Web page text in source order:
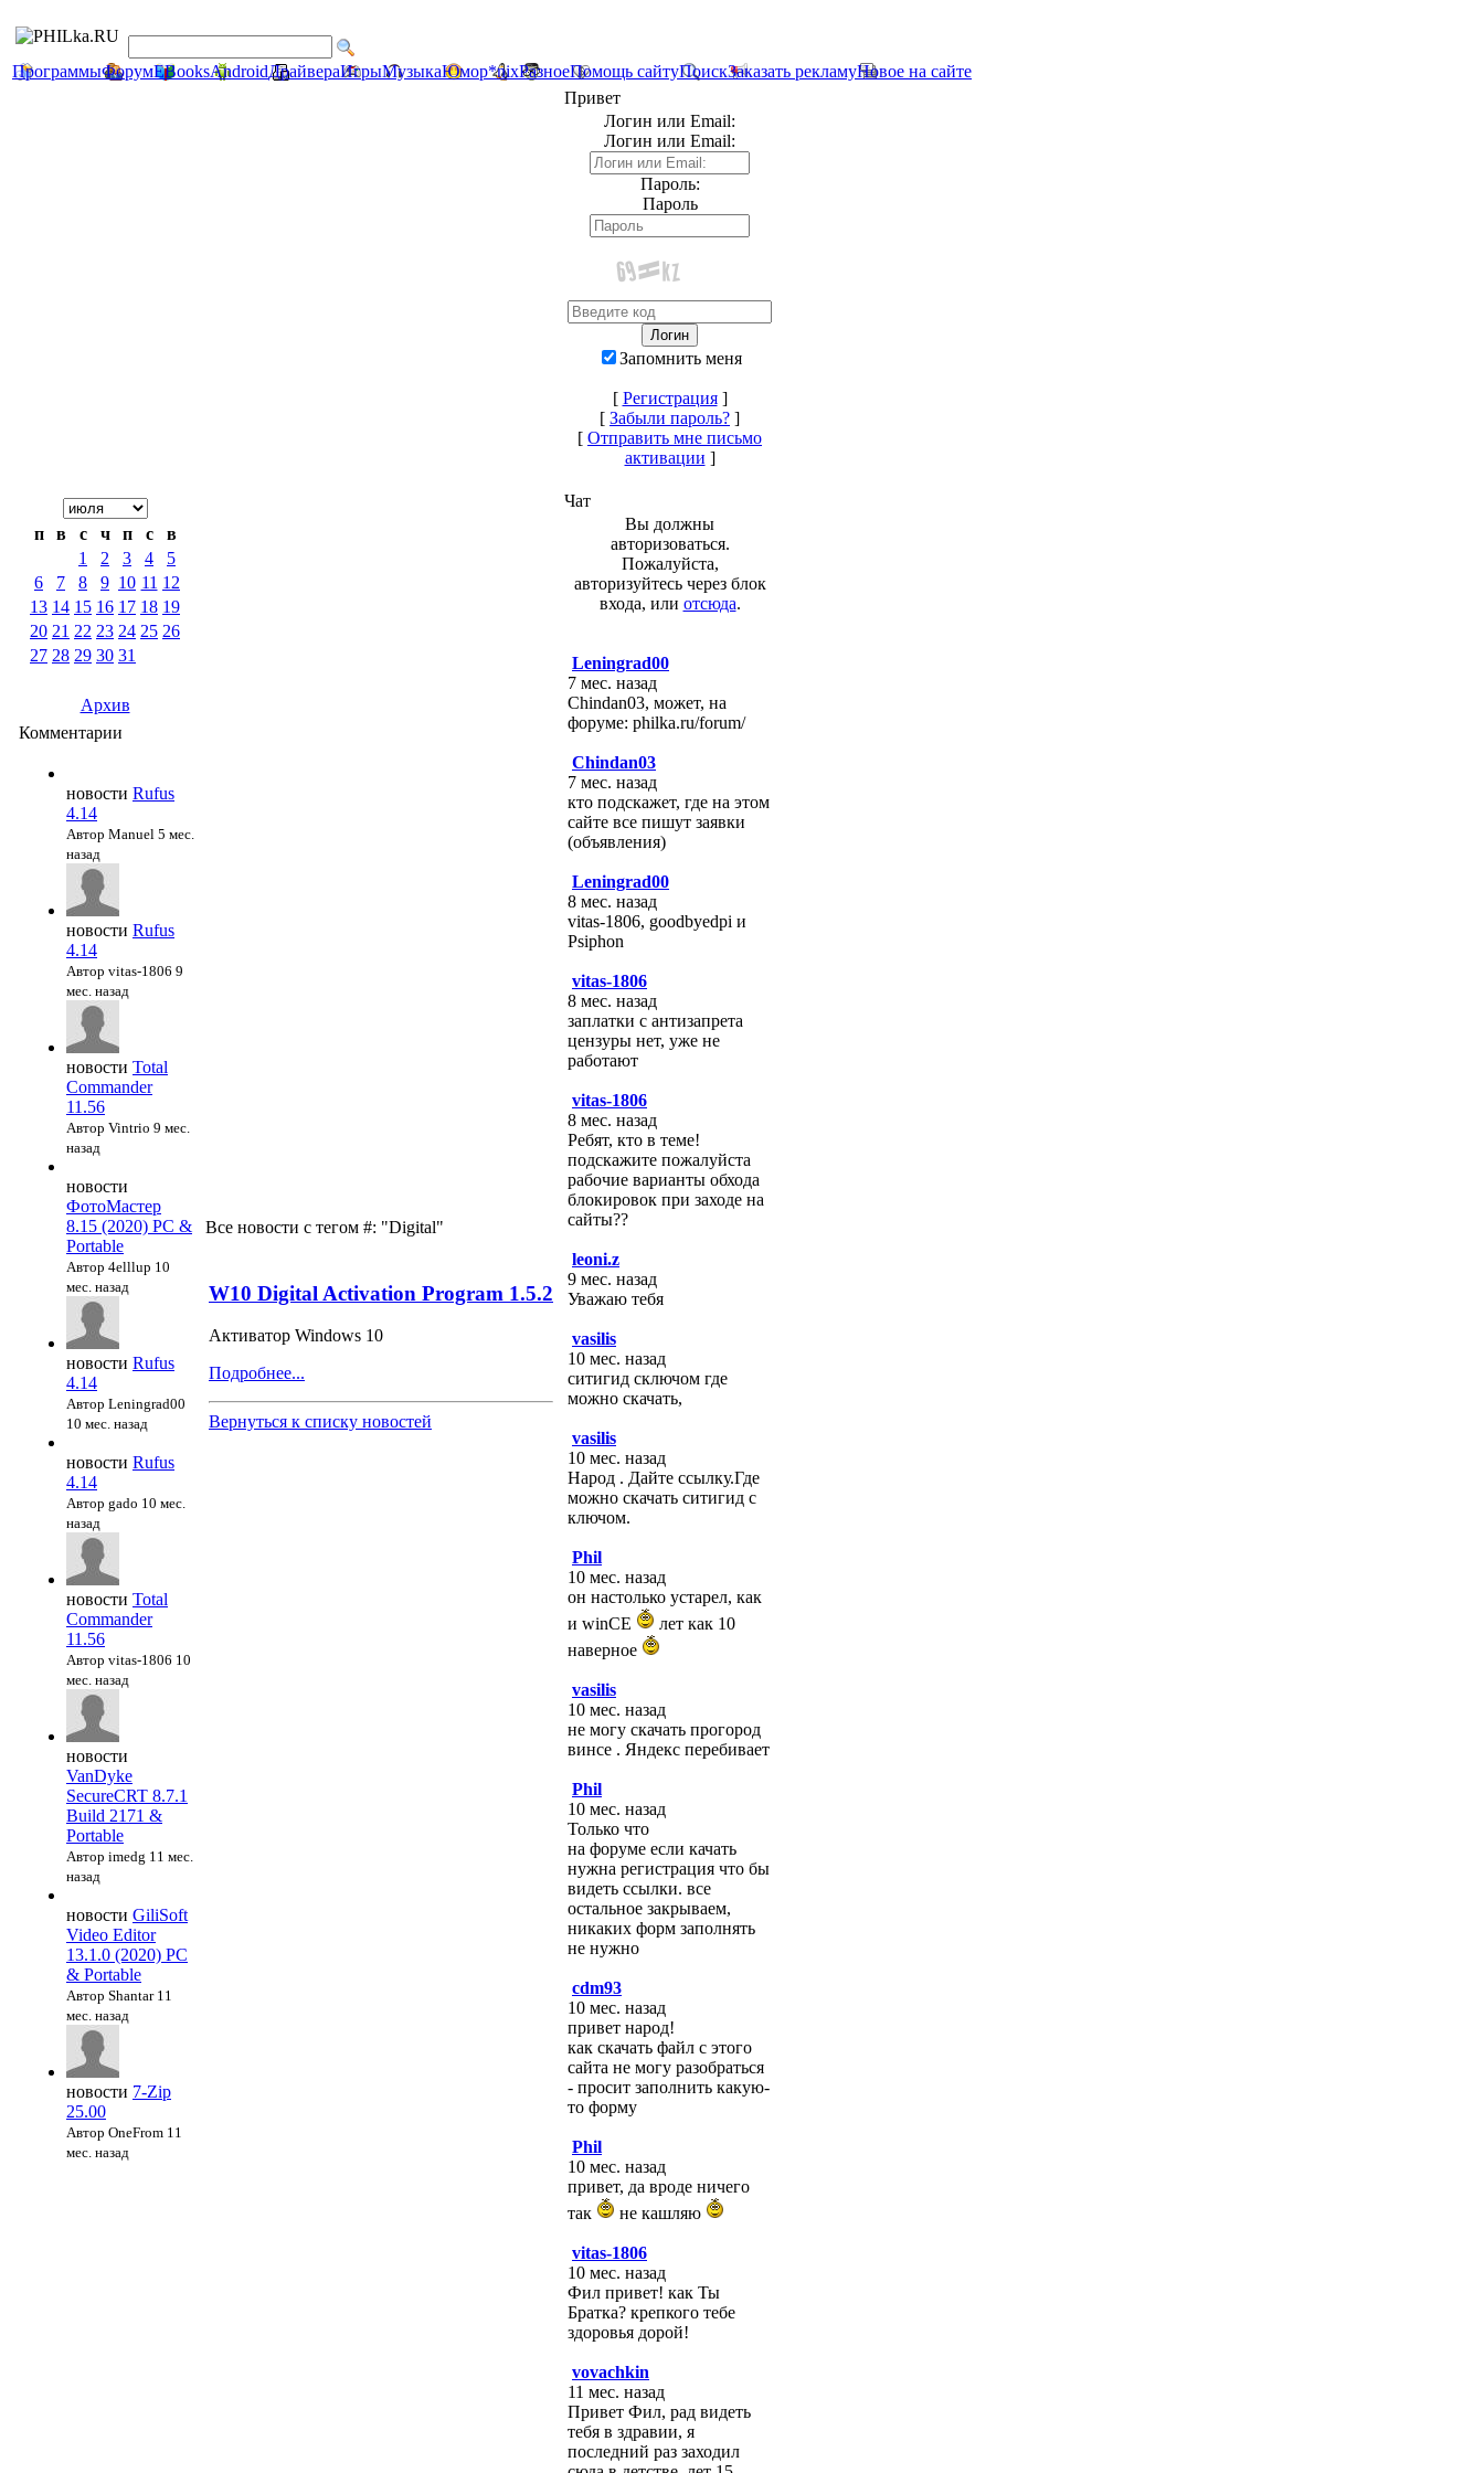
ПрограммыФорумEBooksAndroidДрайвераИгрыМузыкаЮмор*nixРазноеПомощь сайтуПоискЗаказать рекламуНовое на сайте
п в с ч п с
в
1
2 3 4
5
6
7 8 9 10 11 12
13 14 15 16 17 18 19
20 21 22 23 24 25 26
27 28 29 30 31
Архив
Комментарии
новости Rufus
4.14
Автор Manuel 5 мес.
назад
новости Rufus
4.14
Автор vitas-1806 9
мес. назад
новости Total
Commander
11.56
Автор Vintrio 9 мес.
назад
новости
ФотоМастер
8.15 (2020) PC &
Portable
Автор 4elllup 10
мес. назад
новости Rufus
4.14
Автор Leningrad00
10 мес. назад
новости Rufus
4.14
Автор gado 10 мес.
назад
новости Total
Commander
11.56
Автор vitas-1806 10
мес. назад
новости
VanDyke
SecureCRT 8.7.1
Build 2171 &
Portable
Автор imedg 11 мес.
назад
новости GiliSoft
Video Editor
13.1.0 (2020) PC
& Portable
Автор Shantar 11
мес. назад
новости 7-Zip
25.00
Автор OneFrom 11
мес. назад
Все новости с тегом #: "Digital"
W10 Digital Activation Program 1.5.2
Активатор Windows 10
Подробнее...
Вернуться к списку новостей
Привет
Логин или Email:
Логин или Email:
Пароль:
Пароль
Запомнить меня
[ Регистрация]
[ Забыли пароль? ]
[ Отправить мне письмо
активации ]
Чат
Вы должны
авторизоваться.
Пожалуйста,
авторизуйтесь через блок
входа, или отсюда.
Leningrad00
7 мес. назад
Chindan03, может, на
форуме: philka.ru/forum/
Chindan03
7 мес. назад
кто подскажет, где на этом
сайте все пишут заявки
(объявления)
Leningrad00
8 мес. назад
vitas-1806, goodbyedpi и
Psiphon
vitas-1806
8 мес. назад
заплатки с антизапрета
цензуры нет, уже не
работают
vitas-1806
8 мес. назад
Ребят, кто в теме!
подскажите пожалуйста
рабочие варианты обхода
блокировок при заходе на
сайты??
leoni.z
9 мес. назад
Уважаю тебя
vasilis
10 мес. назад
ситигид сключом где
можно скачать,
vasilis
10 мес. назад
Народ . Дайте ссылку.Где
можно скачать ситигид с
ключом.
Phil
10 мес. назад
он настолько устарел, как
и winCE
лет как 10
наверное
vasilis
10 мес. назад
не могу скачать прогород
винсе . Яндекс перебивает
Phil
10 мес. назад
Только что
на форуме если качать
нужна регистрация что бы
видеть ссылки. все
остальное закрываем,
никаких форм заполнять
не нужно
cdm93
10 мес. назад
привет народ!
как скачать файл с этого
сайта не могу разобраться
- просит заполнить какую-
то форму
Phil
10 мес. назад
привет, да вроде ничего
так
не кашляю
vitas-1806
10 мес. назад
Фил привет! как Ты
Братка? крепкого тебе
здоровья дорой!
vovachkin
11 мес. назад
Привет Фил, рад видеть
тебя в здравии, я
последний раз заходил